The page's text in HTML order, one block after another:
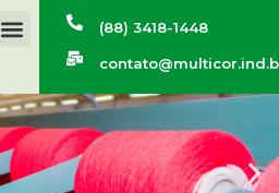
(88) 3418-1448